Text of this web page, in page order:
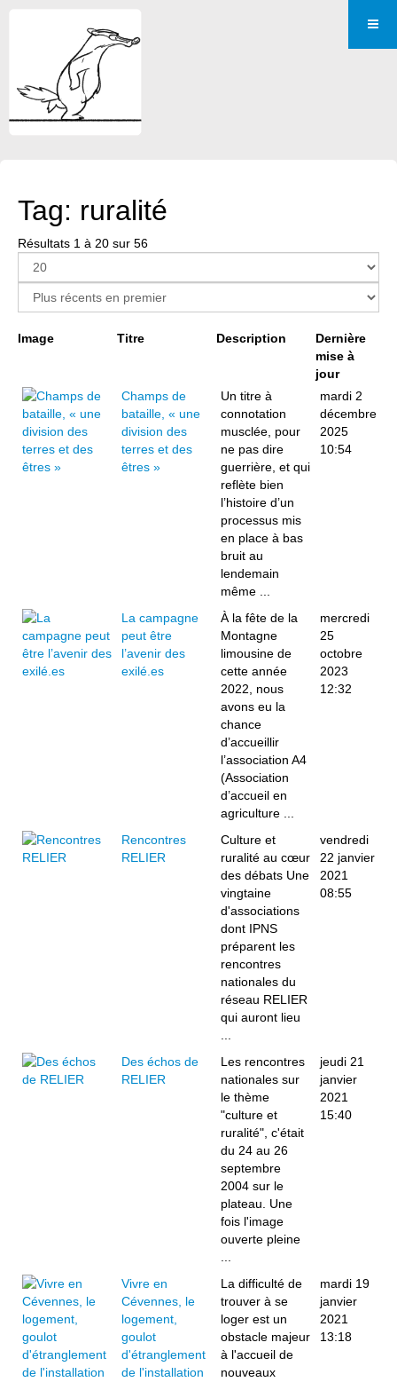
Tag: ruralité
Résultats 1 à 20 sur 56
Image Titre Description
Dernière
mise à
jour
Champs de
bataille, « une
division des
terres et des
êtres »
Un titre à
connotation
musclée, pour
ne pas dire
guerrière, et qui
reflète bien
l’histoire d’un
processus mis
en place à bas
bruit au
lendemain
même ...
mardi 2
décembre
2025
10:54
La campagne
peut être
l’avenir des
exilé.es
À la fête de la
Montagne
limousine de
cette année
2022, nous
avons eu la
chance
d’accueillir
l’association A4
(Association
d’accueil en
agriculture ...
mercredi
25
octobre
2023
12:32
Rencontres
RELIER
Culture et
ruralité au cœur
des débats Une
vingtaine
d'associations
dont IPNS
préparent les
rencontres
nationales du
réseau RELIER
qui auront lieu
vendredi
22 janvier
2021
08:55
Des échos de
RELIER
Les rencontres
nationales sur
le thème
"culture et
ruralité", c'était
du 24 au 26
septembre
2004 sur le
plateau. Une
fois l'image
ouverte pleine
jeudi 21
janvier
2021
15:40
Vivre en
Cévennes, le
logement,
goulot
d'étranglement
de l'installation
La difficulté de
trouver à se
loger est un
obstacle majeur
à l'accueil de
nouveaux
mardi 19
janvier
2021
13:18